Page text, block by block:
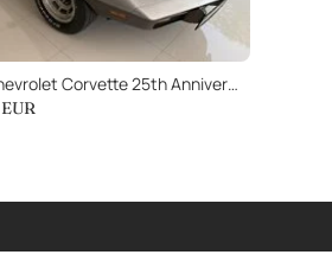
1978 Chevrolet Corvette 25th Anniversary
EUR